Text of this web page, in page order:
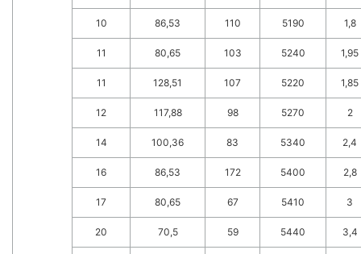
10 86,53 110 5190 1,8
11 80,65 103 5240 1,95
11 128,51 107 5220 1,85
12 117,88 98 5270 2
14 100,36 83 5340 2,4
16 86,53 172 5400 2,8
17 80,65 67 5410 3
20 70,5 59 5440 3,4